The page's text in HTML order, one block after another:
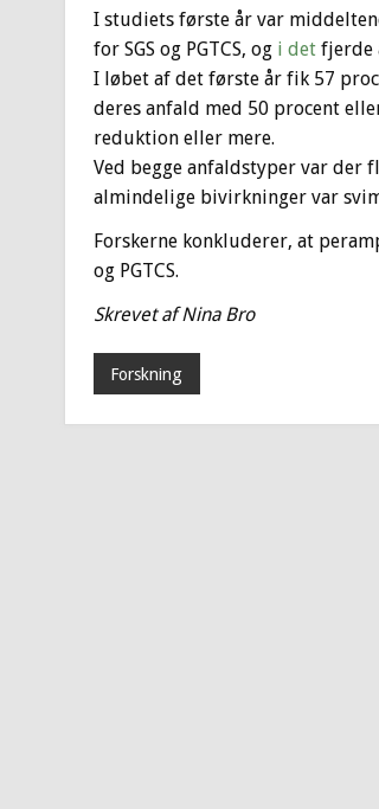
I studiets første år var
for SGS og PGTCS, og i detfjerde
I løbet af det første år fik 57
deres anfald med 50 procent
reduktion eller mere.
Ved begge anfaldstyper var
almindelige bivirkninger var
Forskerne konkluderer, at
og PGTCS.
Skrevet af Nina Bro
Forskning